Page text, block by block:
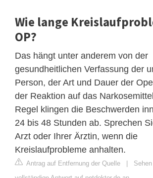
Wie lange
OP?
Das hängt unter anderem von der
gesundheitlichen Verfassung der
Person, der Art und Dauer der
der Reaktion auf das
Regel klingen die Beschwerden
24 bis 48 Stunden ab. Sprechen
Arzt oder Ihrer Ärztin, wenn die
Kreislaufprobleme anhalten.
Antrag auf Entfernung der Quelle |